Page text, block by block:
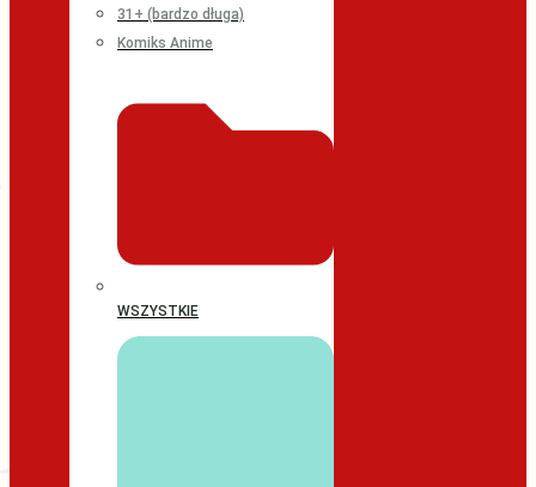
31+ (bardzo długa)
Komiks Anime
WSZYSTKIE